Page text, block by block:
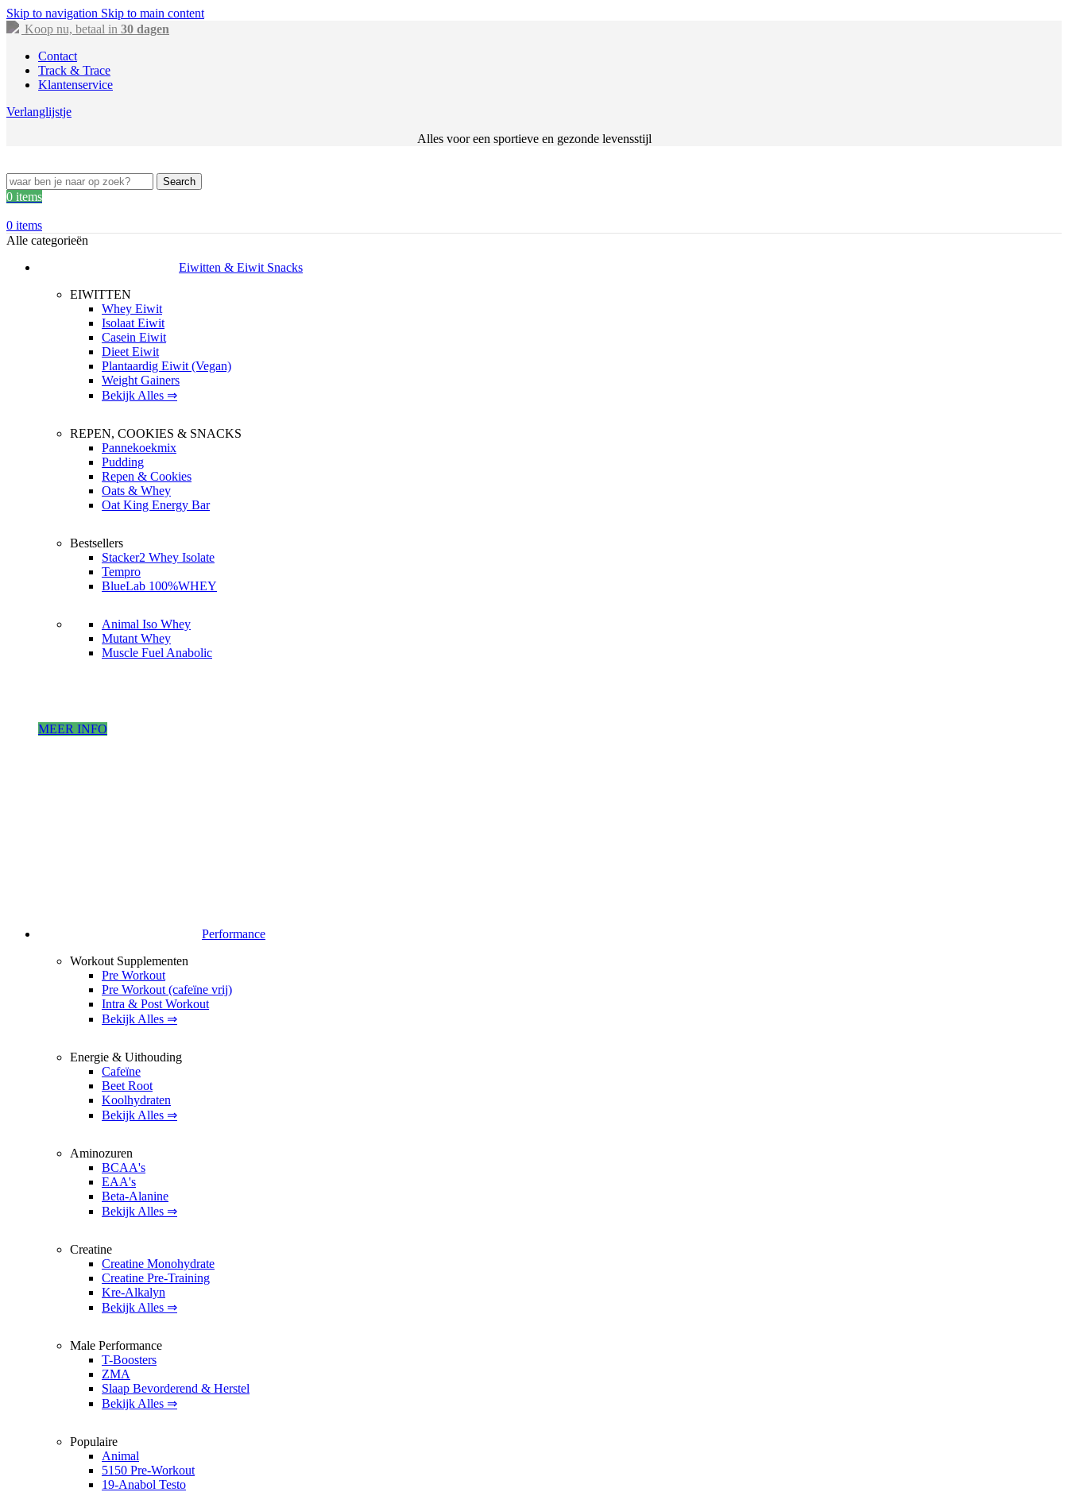
Skip to navigation Skip to main content
Koop nu, betaal in 30 dagen
Contact
Track & Trace
Klantenservice
Verlanglijstje
Alles voor een sportieve en gezonde levensstijl
Search
0 items
0 items
Alle categorieën
Eiwitten & Eiwit Snacks
EIWITTEN
Whey Eiwit
Isolaat Eiwit
Casein Eiwit
Dieet Eiwit
Plantaardig Eiwit (Vegan)
Weight Gainers
Bekijk Alles ⇒
REPEN, COOKIES & SNACKS
Pannekoekmix
Pudding
Repen & Cookies
Oats & Whey
Oat King Energy Bar
Bestsellers
Stacker2 Whey Isolate
Tempro
BlueLab 100%WHEY
Animal Iso Whey
Mutant Whey
Muscle Fuel Anabolic
MEER INFO
Performance
Workout Supplementen
Pre Workout
Pre Workout (cafeïne vrij)
Intra & Post Workout
Bekijk Alles ⇒
Energie & Uithouding
Cafeïne
Beet Root
Koolhydraten
Bekijk Alles ⇒
Aminozuren
BCAA's
EAA's
Beta-Alanine
Bekijk Alles ⇒
Creatine
Creatine Monohydrate
Creatine Pre-Training
Kre-Alkalyn
Bekijk Alles ⇒
Male Performance
T-Boosters
ZMA
Slaap Bevorderend & Herstel
Bekijk Alles ⇒
Populaire
Animal
5150 Pre-Workout
19-Anabol Testo